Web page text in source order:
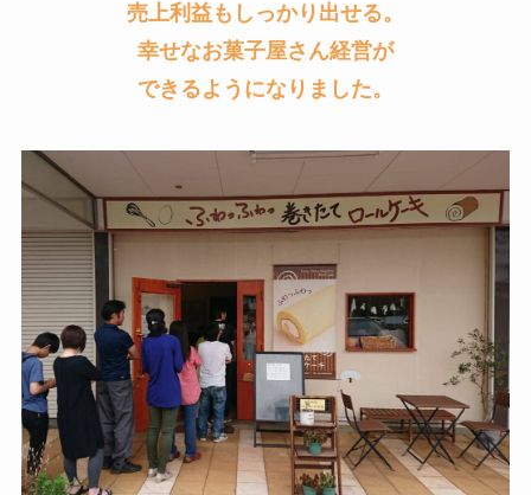
売上利益もしっかり出せる。
幸せなお菓子屋さん経営が
できるようになりました。